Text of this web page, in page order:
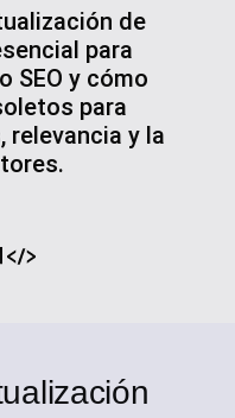
de
para
SEO y cómo
para
relevancia y la